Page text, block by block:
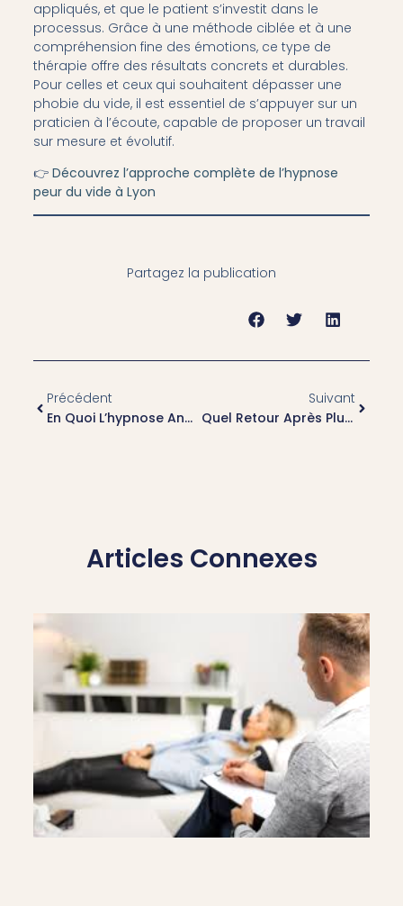
appliqués, et que le patient s’investit dans le
processus. Grâce à une méthode ciblée et à une
compréhension fine des émotions, ce type de
thérapie offre des résultats concrets et durables.
Pour celles et ceux qui souhaitent dépasser une
phobie du vide, il est essentiel de s’appuyer sur un
praticien à l’écoute, capable de proposer un travail
sur mesure et évolutif.
👉 Découvrez l’approche complète de l’hypnose
peur du vide à Lyon
Partagez la publication
Précédent
En Quoi L’hypnose Angoisse À Lyon Est-Elle Différente D’une Thérapie Classique ?
Suivant
Quel Retour Après Plusieurs Séances D’hypnose Peur Du Vide À Lyon?
Articles Connexes